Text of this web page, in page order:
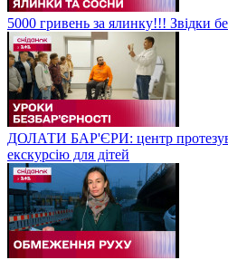
5000 гривень за ялинку!!! Звідки
ДОЛАТИ БАР'ЄРИ: центр
екскурсію для дітей